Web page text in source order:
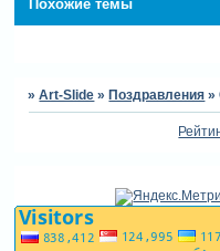
Похожие темы
»Art-Slide » Поздравления »